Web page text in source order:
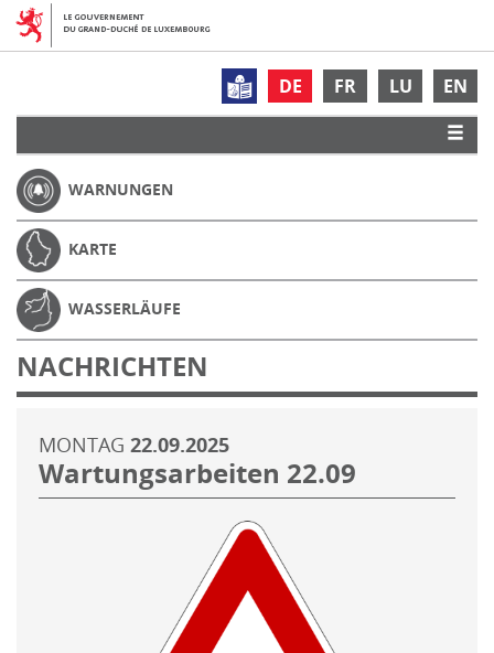
DE FR LU EN
WARNUNGEN
KARTE
WASSERLÄUFE
NACHRICHTEN
MONTAG 22.09.2025
Wartungsarbeiten 22.09